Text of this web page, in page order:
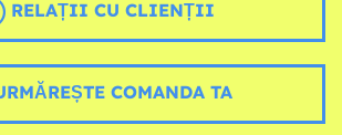
RELAȚII CU CLIENȚII
COMANDA TA